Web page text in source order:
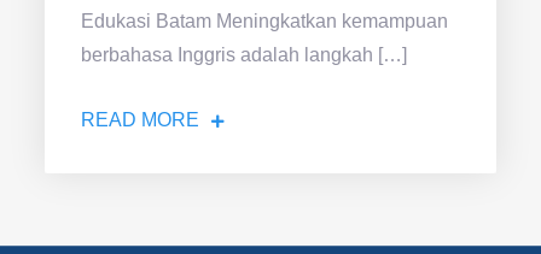
Edukasi Batam Meningkatkan kemampuan
berbahasa Inggris adalah langkah […]
READ MORE